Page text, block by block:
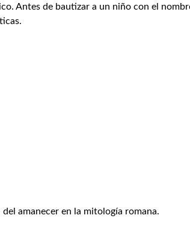
Antes de bautizar a un niño con el
amanecer en la mitología romana.